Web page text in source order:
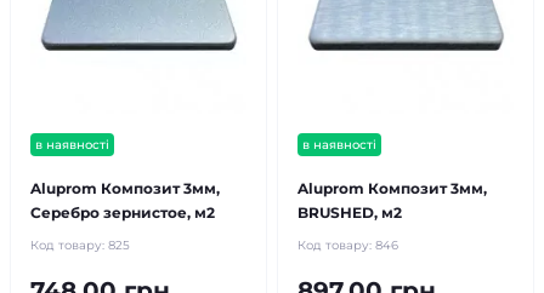
в наявності
Aluprom Композит 3мм,
Серебро зернистое, м2
Код товару: 825
в наявності
Aluprom Композит 3мм,
BRUSHED, м2
Код товару: 846